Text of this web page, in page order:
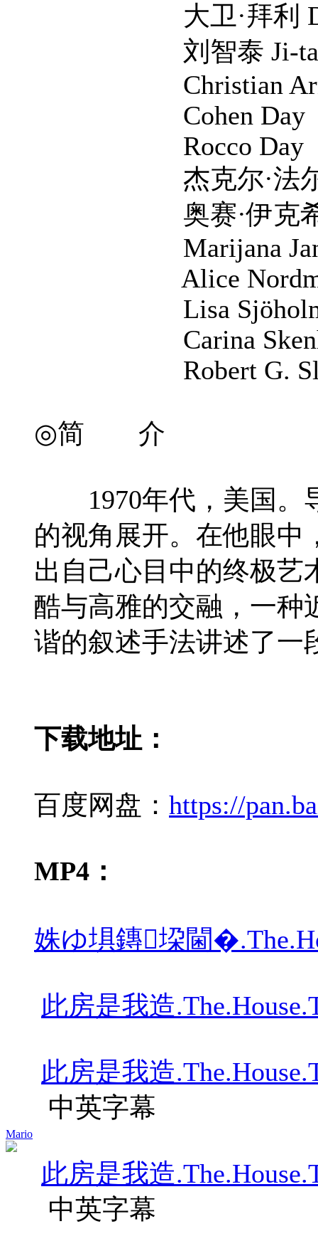
Mario
大卫·拜利
刘智泰 Ji-tae
Christian
Cohen Day
Rocco Day
杰克尔·法尔斯特
奥赛·伊克希尔
Marijana
Alice
Lisa
Carina
Robert G.
◎简 介
1970年代，美国。导
的视角展开。在他眼中
出自己心目中的终极艺
酷与高雅的交融，一种
谐的叙述手法讲述了一
下载地址：
百度网盘： https://
MP4：
姝ゆ埧鏄垜閫
此房是我造
此房是我造
中英字幕
此房是我造
中英字幕